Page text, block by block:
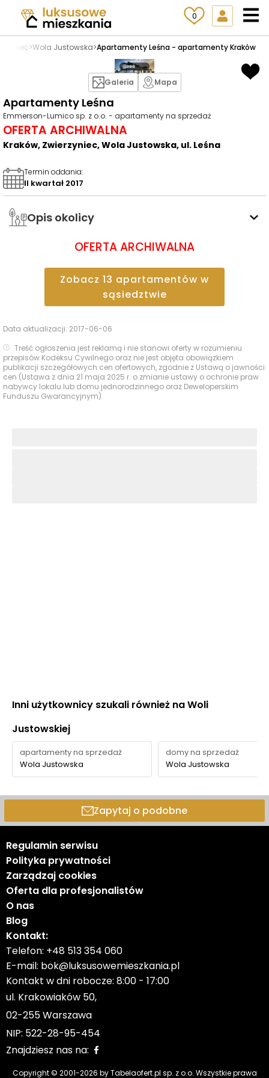
0
>Wola Justowska>Apartamenty Leśna - apartamenty Kraków
Apartamenty Leśna
Emmerson-Lumico sp. z o.o. - apartamenty na sprzedaż
OFERTA ARCHIWALNA
Kraków, Zwierzyniec, Wola Justowska, ul. Leśna
Galeria Mapa
Termin oddania:
II kwartał 2017
Opis okolicy
OFERTA ARCHIWALNA
Zobacz 13 apartamentów w
sąsiedztwie
Data aktualizacji: 2017-06-06
Treść ogłoszenia jest reklamą i nie stanowi oferty w rozumieniu
przepisów Kodeksu Cywilnego oraz nie jest objęta obowiązkiem
publikacji szczegółowych cen ofertowych, zgodnie z Ustawą o jawności
cen (Ustawa z dnia 21 maja 2025 r. o zmianie ustawy o ochronie praw
nabywcy lokalu lub domu jednorodzinnego oraz Deweloperskim
Funduszu Gwarancyjnym).
Inni użytkownicy szukali również na Woli
Justowskiej
apartamenty na sprzedaż
Wola Justowska
domy na sprzedaż
Wola Justowska
Zapytaj o podobne
Regulamin serwisu
Polityka prywatności
Zarządzaj cookies
Oferta dla profesjonalistów
O nas
Blog
Kontakt:
Telefon: +48 513 354 060
E-mail: bok@luksusowemieszkania.pl
Kontakt w dni robocze: 8:00 - 17:00
ul. Krakowiaków 50,
02-255 Warszawa
NIP: 522-28-95-454
Znajdziesz nas na:
Copyright © 2001-2026 by Tabelaofert.pl sp. z o.o. Wszystkie prawa